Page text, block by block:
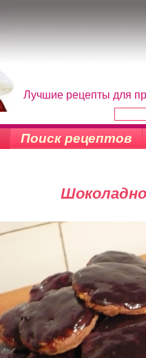
Лучшие рецепты для
Поиск рецептов